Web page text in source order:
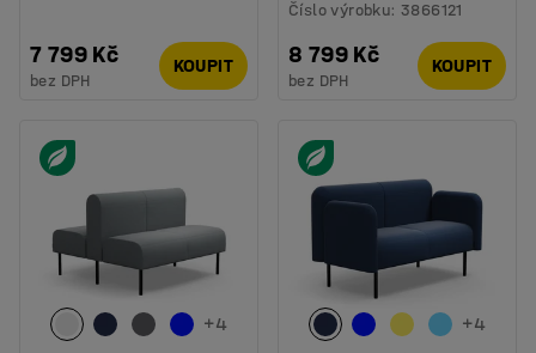
7 799 Kč
bez DPH
KOUPIT
Číslo výrobku:3866121
8 799 Kč
bez DPH
KOUPIT
+4 +4